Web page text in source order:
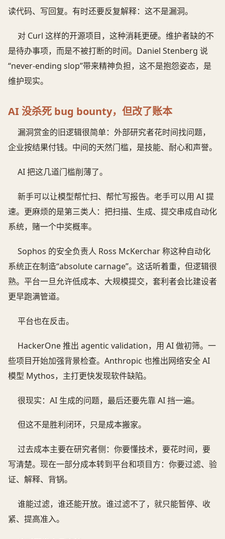
读代码、写回复。有时还要反复解释：这不是漏洞。
对 Curl 这样的开源项目，这种消耗更硬。维护者缺的不
是待办事项，而是不被打断的时间。Daniel Stenberg 说
“never-ending slop”带来精神负担，这不是抱怨姿态，是
维护现实。
AI 没杀死 bug bounty，但改了账本
漏洞赏金的旧逻辑很简单：外部研究者花时间找问题，
企业按结果付钱。中间的天然门槛，是技能、耐心和声誉。
AI 把这几道门槛削薄了。
新手可以让模型帮忙扫、帮忙写报告。老手可以用 AI 提
速。更麻烦的是第三类人：把扫描、生成、提交串成自动化
系统，赌一个中奖概率。
Sophos 的安全负责人 Ross McKerchar 称这种自动化
系统正在制造“absolute carnage”。这话听着重，但逻辑很
熟。平台一旦允许低成本、大规模提交，套利者会比建设者
更早跑满管道。
平台也在反击。
HackerOne 推出 agentic validation，用 AI 做初筛。一
些项目开始加强背景检查。Anthropic 也推出网络安全 AI
模型 Mythos，主打更快发现软件缺陷。
很现实：AI 生成的问题，最后还要先靠 AI 挡一遍。
但这不是胜利闭环，只是成本搬家。
过去成本主要在研究者侧：你要懂技术，要花时间，要
写清楚。现在一部分成本转到平台和项目方：你要过滤、验
证、解释、背锅。
谁能过滤，谁还能开放。谁过滤不了，就只能暂停、收
紧、提高准入。